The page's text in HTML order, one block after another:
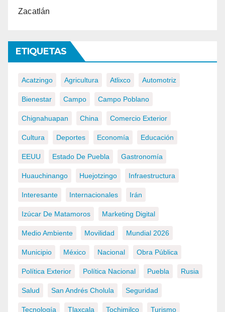
Zacatlán
ETIQUETAS
Acatzingo Agricultura Atlixco Automotriz
Bienestar Campo Campo Poblano
Chignahuapan China Comercio Exterior
Cultura Deportes Economía Educación
EEUU Estado De Puebla Gastronomía
Huauchinango Huejotzingo Infraestructura
Interesante Internacionales Irán
Izúcar De Matamoros Marketing Digital
Medio Ambiente Movilidad Mundial 2026
Municipio México Nacional Obra Pública
Política Exterior Política Nacional Puebla Rusia
Salud San Andrés Cholula Seguridad
Tecnología Tlaxcala Tochimilco Turismo